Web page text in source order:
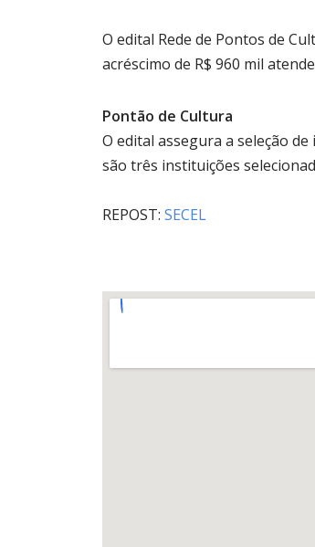
O edital Rede de Pontos de
acréscimo de R$ 960 mil
Pontão de Cultura
O edital assegura a seleção
são três instituições
REPOST: SECEL